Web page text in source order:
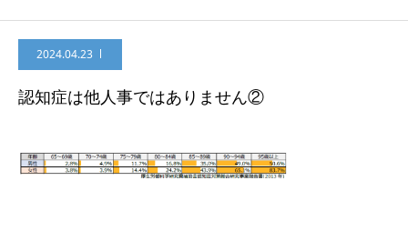
2024.04.23
認知症は他人事ではありません②